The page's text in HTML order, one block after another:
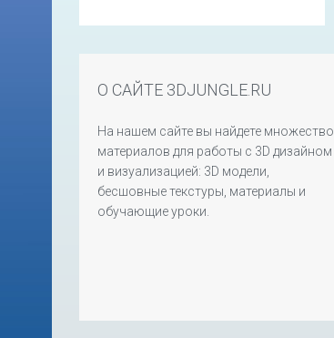
О САЙТЕ 3DJUNGLE.RU
На нашем сайте вы найдете множество
материалов для работы с 3D дизайном
и визуализацией: 3D модели,
бесшовные текстуры, материалы и
обучающие уроки.